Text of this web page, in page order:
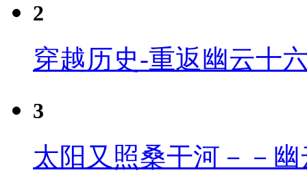
2
穿越历史-重返幽云十
3
太阳又照桑干河－－